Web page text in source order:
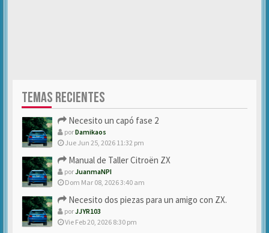
TEMAS RECIENTES
Necesito un capó fase 2
porDamikaos
Jue Jun 25, 2026 11:32 pm
Manual de Taller Citroën ZX
porJuanmaNPI
Dom Mar 08, 2026 3:40 am
Necesito dos piezas para un amigo con ZX.
porJJYR103
Vie Feb 20, 2026 8:30 pm